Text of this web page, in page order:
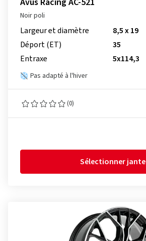
Noir poli
Largeur et diamètre
8,5 x 19
Déport (ET)
35
Entraxe
5x114,3
Pas adapté à l'hiver
(0)
Sélectionner jante